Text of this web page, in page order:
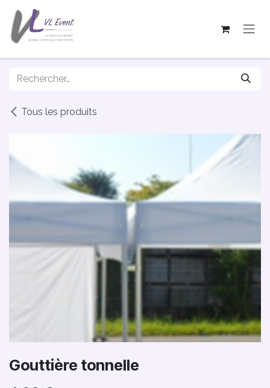
Se rendre au contenu
Tous les produits
Gouttière tonnelle